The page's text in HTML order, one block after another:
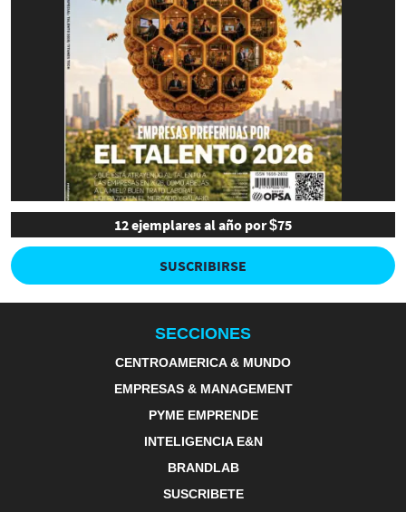
12 ejemplares al año por $75
SUSCRIBIRSE
SECCIONES
CENTROAMERICA & MUNDO
EMPRESAS & MANAGEMENT
PYME EMPRENDE
INTELIGENCIA E&N
BRANDLAB
SUSCRIBETE